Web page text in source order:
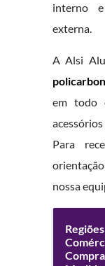
interno
externa.
A Alsi
em todo
Para
nossa